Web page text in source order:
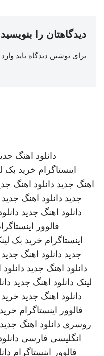
دیدگاهتان را بنویسید
برای نوشتن دیدگاه باید
دانلود اهنگ
اینستاگرام خرید بک
اهنگ جدید دانلود اهنگ
جدید دانلود اهنگ جدید
دانلود اهنگ جدید
فالوور
اینستاگرام خرید بک
جدید دانلود اهنگ جدید
دانلود اهنگ جدید
لینک دانلود اهنگ جدید
دانلود اهنگ جدید
فالوور اینستاگرام
روسری دانلود اهنگ جدید
انگلیسی فارسی
فالوور اینستاگرام